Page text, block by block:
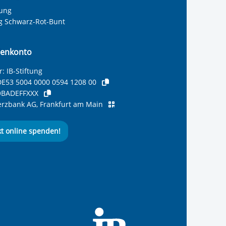
Schwarz-Rot-Bunt
IB-Stiftung
5004 0000 0594 1208 00
AG, Frankfurt am Main
online spenden!
BundBund
Bund
Internationalen
Internationalen
Internationalen
des